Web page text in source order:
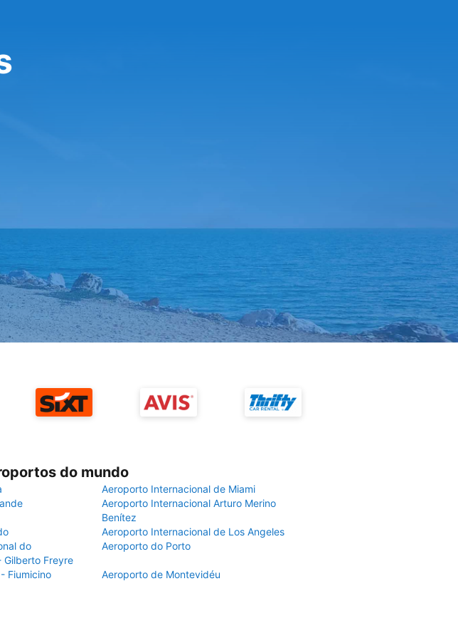
do mundo
Aeroporto Internacional de Miami
Aeroporto Internacional Arturo Merino
Benítez
Aeroporto Internacional de Los Angeles
do
Gilberto Freyre
Aeroporto do Porto
Fiumicino Aeroporto de Montevidéu